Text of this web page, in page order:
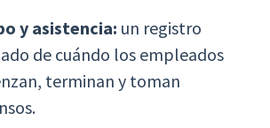
y asistencia: un registro
de cuándo los empleados
terminan y toman